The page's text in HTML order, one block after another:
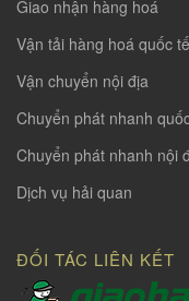
Giao nhận hàng hoá
Vận tải hàng hoá quốc tế
Vận chuyển nội địa
Chuyển phát nhanh
Chuyển phát nhanh nội
Dịch vụ hải quan
ĐỐI TÁC LIÊN KẾT